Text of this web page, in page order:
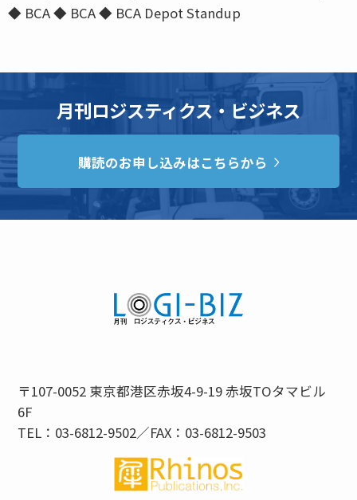
◆ BCA ◆ BCA ◆ BCA Depot Standup
月刊ロジスティクス・ビジネス
購読のお申し込みはこちらから
〒107-0052 東京都港区赤坂4-9-19 赤坂TOタマビル
6F
TEL：03-6812-9502／FAX：03-6812-9503